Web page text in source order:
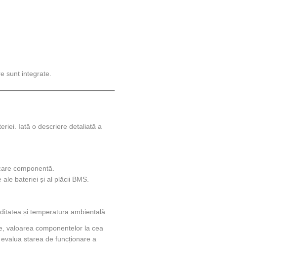
sunt integrate.
Iată o descriere detaliată a
componentă.
bateriei și al plăcii BMS.
și temperatura ambientală.
valoarea componentelor la cea
starea de funcționare a